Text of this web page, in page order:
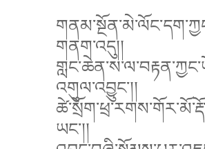
གནག་འདུ།།
འགུལ་འབྱུང་།།
ཡང་།།